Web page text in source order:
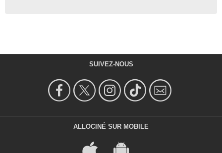
SUIVEZ-NOUS
ALLOCINÉ SUR MOBILE